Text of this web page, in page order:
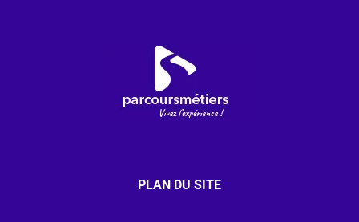
PLAN DU SITE